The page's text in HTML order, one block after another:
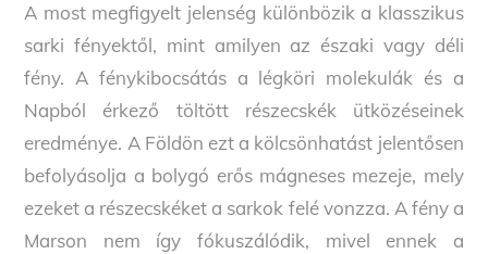
A most megfigyelt jelenség különbözik a klasszikus
sarki fényektől, mint amilyen az északi vagy déli
fény. A fénykibocsátás a légköri molekulák és a
Napból érkező töltött részecskék ütközéseinek
eredménye. A Földön ezt a kölcsönhatást jelentősen
befolyásolja a bolygó erős mágneses mezeje, mely
ezeket a részecskéket a sarkok felé vonzza. A fény a
Marson nem így fókuszálódik, mivel ennek a